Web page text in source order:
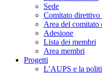
Sede
Comitato direttivo
Area del comitato
Adesione
Lista dei membri
Area membri
Progetti
L’AUPS e la